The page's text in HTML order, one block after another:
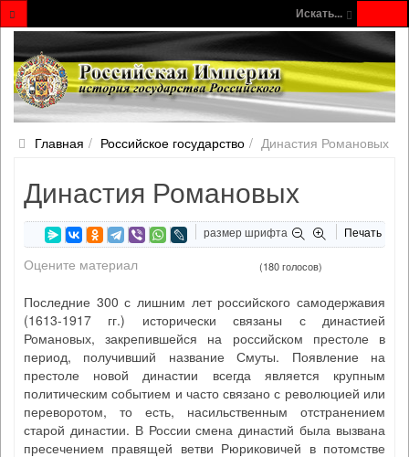
Искать...
Главная Российское государство Династия Романовых
Династия Романовых
размер шрифта Печать
Оцените материал (180 голосов)
Последние 300 с лишним лет российского самодержавия
(1613-1917 гг.) исторически связаны с династией
Романовых, закрепившейся на российском престоле в
период, получивший название Смуты. Появление на
престоле новой династии всегда является крупным
политическим событием и часто связано с революцией или
переворотом, то есть, насильственным отстранением
старой династии. В России смена династий была вызвана
пресечением правящей ветви Рюриковичей в потомстве